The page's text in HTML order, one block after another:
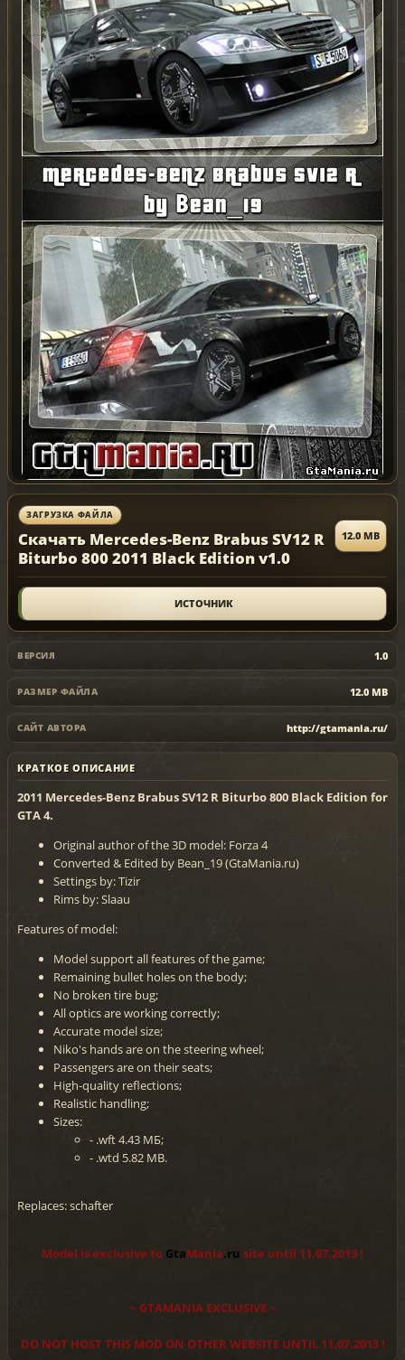
ЗАГРУЗКА ФАЙЛА
Скачать Mercedes-Benz Brabus SV12 R
Biturbo 800 2011 Black Edition v1.0
12.0 MB
ИСТОЧНИК
ВЕРСИЯ 1.0
РАЗМЕР ФАЙЛА 12.0 MB
САЙТ АВТОРА http://gtamania.ru/
КРАТКОЕ ОПИСАНИЕ
2011 Mercedes-Benz Brabus SV12 R Biturbo 800 Black Edition for
GTA 4.
Original author of the 3D model: Forza 4
Converted & Edited by Bean_19 (GtaMania.ru)
Settings by: Tizir
Rims by: Slaau
Features of model:
Model support all features of the game;
Remaining bullet holes on the body;
No broken tire bug;
All optics are working correctly;
Accurate model size;
Niko's hands are on the steering wheel;
Passengers are on their seats;
High-quality reflections;
Realistic handling;
Sizes:
- .wft 4.43 МБ;
- .wtd 5.82 MB.
Replaces: schafter
Model is exclusive to GtaMania.ru site until 11.07.2013 !
~ GTAMANIA EXCLUSIVE ~
DO NOT HOST THIS MOD ON OTHER WEBSITE UNTIL 11.07.2013 !